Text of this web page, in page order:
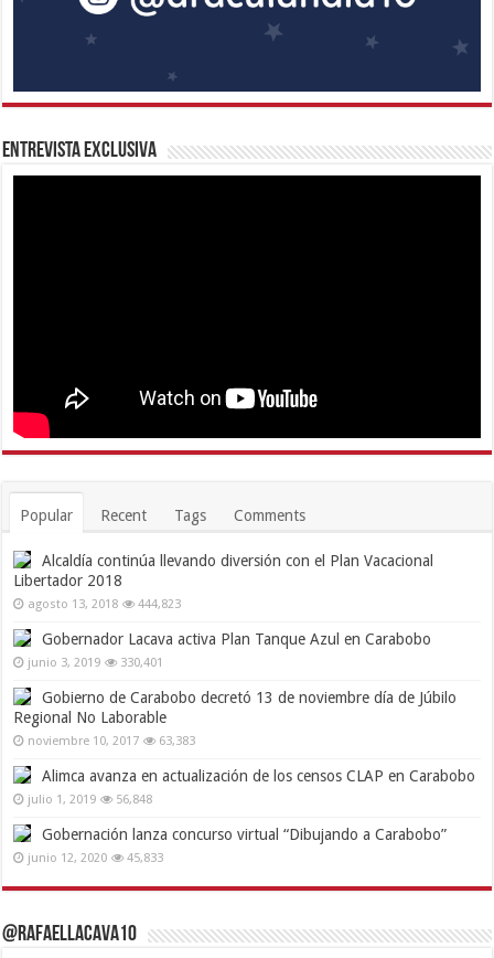
Entrevista Exclusiva
Popular Recent Tags Comments
Alcaldía continúa llevando diversión con el Plan Vacacional
Libertador 2018
agosto 13, 2018 444,823
Gobernador Lacava activa Plan Tanque Azul en Carabobo
junio 3, 2019 330,401
Gobierno de Carabobo decretó 13 de noviembre día de Júbilo
Regional No Laborable
noviembre 10, 2017 63,383
Alimca avanza en actualización de los censos CLAP en Carabobo
julio 1, 2019 56,848
Gobernación lanza concurso virtual “Dibujando a Carabobo”
junio 12, 2020 45,833
@RafaelLacava10